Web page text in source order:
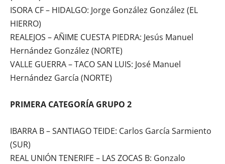
ISORA CF – HIDALGO: Jorge González González (EL
HIERRO)
REALEJOS – AÑIME CUESTA PIEDRA: Jesús Manuel
Hernández González (NORTE)
VALLE GUERRA – TACO SAN LUIS: José Manuel
Hernández García (NORTE)
PRIMERA CATEGORÍA GRUPO 2
IBARRA B – SANTIAGO TEIDE: Carlos García Sarmiento
(SUR)
REAL UNIÓN TENERIFE – LAS ZOCAS B: Gonzalo